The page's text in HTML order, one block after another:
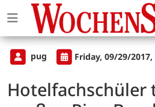
pug Friday, 09/29/2017,
Hotelfachschüler